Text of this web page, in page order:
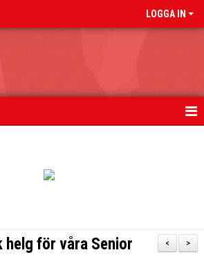
LOGGA IN
>
<
helg för våra Senior